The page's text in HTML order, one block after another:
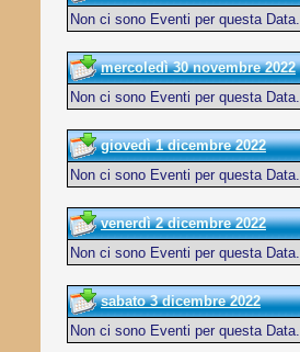
Non ci sono Eventi per questa Data.
mercoledì 30 novembre 2022
Non ci sono Eventi per questa Data.
giovedì 1 dicembre 2022
Non ci sono Eventi per questa Data.
venerdì 2 dicembre 2022
Non ci sono Eventi per questa Data.
sabato 3 dicembre 2022
Non ci sono Eventi per questa Data.